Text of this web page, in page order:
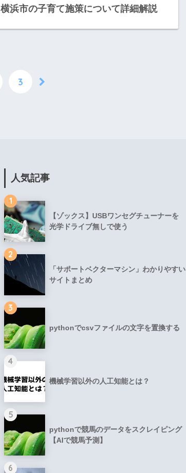
横浜市の子育て施策について詳細解説
3
人気記事
1
【ゾックス】USBワンセグチューナーを
光学ドライブ無しで使う
2
「サポートベクターマシン」わかりやすい
サイトまとめ
3
pythonでcsvファイルの文字を置換する
4
機械学習以外の人工知能とは？
5
pythonで競馬のデータをスクレイピング
【AIで競馬予測】
6